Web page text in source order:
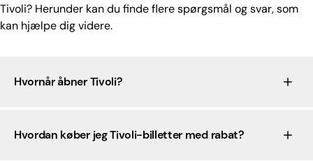
Tivoli? Herunder kan du finde flere spørgsmål og svar, som
kan hjælpe dig videre.
Hvornår åbner Tivoli?
Hvordan køber jeg Tivoli-billetter med rabat?